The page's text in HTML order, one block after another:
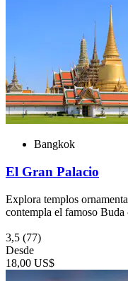
Bangkok
El Gran Palacio
Explora templos
contempla el famoso Buda
3,5 (77)
Desde
18,00 US$